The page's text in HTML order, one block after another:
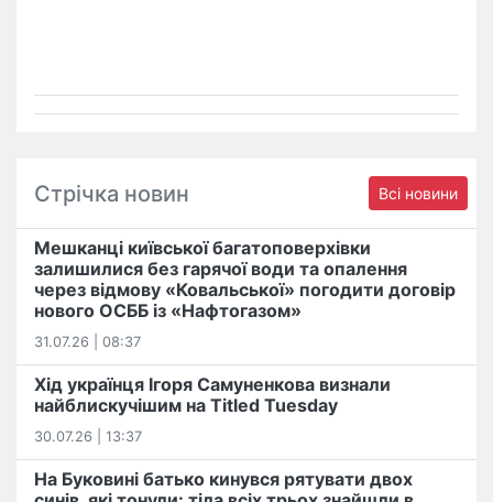
Стрічка новин Всі новини
Мешканці київської багатоповерхівки
залишилися без гарячої води та опалення
через відмову «Ковальської» погодити договір
нового ОСББ із «Нафтогазом»
31.07.26 | 08:37
Хід українця Ігоря Самуненкова визнали
найблискучішим на Titled Tuesday
30.07.26 | 13:37
На Буковині батько кинувся рятувати двох